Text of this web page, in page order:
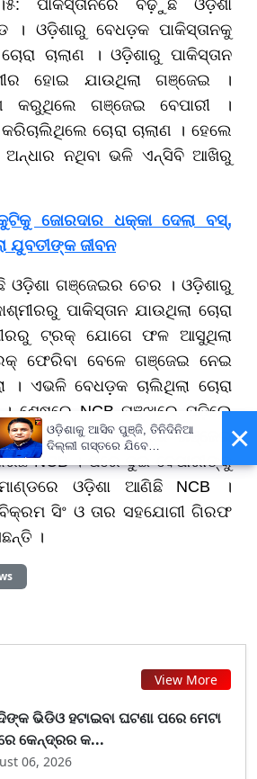
ପାକିସ୍ତାନରେ ବଢ଼ୁଛି ଓଡ଼ିଶା
। ଓଡ଼ିଶାରୁ ବେଧଡ଼କ ପାକିସ୍ତାନକୁ
ଚାଲାଣ । ଓଡ଼ିଶାରୁ ପାକିସ୍ତାନ
ହୋଇ ଯାଉଥିଲା ଗଞ୍ଜେଇ ।
କରୁଥିଲେ ଗଞ୍ଜେଇ ବେପାରୀ ।
ଚୋରା ଚାଲାଣ । ହେଲେ
ନଥିବା ଭଳି ଏନ୍ସିବି ଆଖିରୁ
ଜୋରଦାର ଧକ୍କା ଦେଲା ବସ୍,
ଯୁବତୀଙ୍କ ଜୀବନ
ଓଡ଼ିଶା ଗଞ୍ଜେଇର ଚେର । ଓଡ଼ିଶାରୁ
ପାକିସ୍ତାନ ଯାଉଥିଲା ଚୋରା
ଟ୍ରକ୍ ଯୋଗେ ଫଳ ଆସୁଥିଲା
ଫେରିବା ବେଳେ ଗଞ୍ଜେଇ ନେଇ
। ଏଭଳି ବେଧଡ଼କ ଚାଲିଥିଲା ଚୋରା
ଶେଷରେ NCB ପଞ୍ଝାରେ ପଡ଼ିଲେ
। ଜମ୍ମୁ କାଶ୍ମୀରରୁ ଦୁଇ ଗଞ୍ଜେଇ
NCB । ପରେ ଦୁଇ ବେପାରୀଙ୍କୁ
ଓଡ଼ିଶା ଆଣିଛି NCB ।
ସିଂ ଓ ତାର ସହଯୋଗୀ ଗିରଫ
।
View More
ଭିଡିଓ ହଟାଇବା ଘଟଣା ପରେ ମେଟା
କେନ୍ଦ୍ରର କ...
06, 2026
×
ଓଡ଼ିଶାକୁ ଆସିବ ପୁଞ୍ଜି, ତିନିଦିନିଆ
ଦିଲ୍ଲୀ ଗସ୍ତରେ ଯିବେ